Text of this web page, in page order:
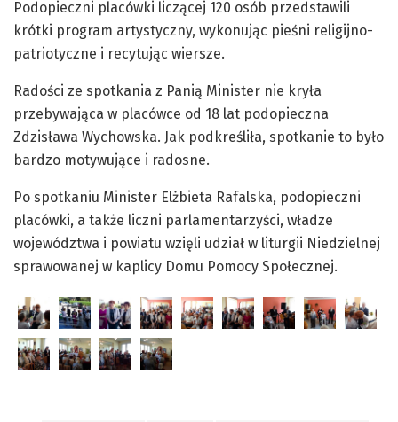
Podopieczni placówki liczącej 120 osób przedstawili
krótki program artystyczny, wykonując pieśni religijno-
patriotyczne i recytując wiersze.
Radości ze spotkania z Panią Minister nie kryła
przebywająca w placówce od 18 lat podopieczna
Zdzisława Wychowska. Jak podkreśliła, spotkanie to było
bardzo motywujące i radosne.
Po spotkaniu Minister Elżbieta Rafalska, podopieczni
placówki, a także liczni parlamentarzyści, władze
województwa i powiatu wzięli udział w liturgii Niedzielnej
sprawowanej w kaplicy Domu Pomocy Społecznej.